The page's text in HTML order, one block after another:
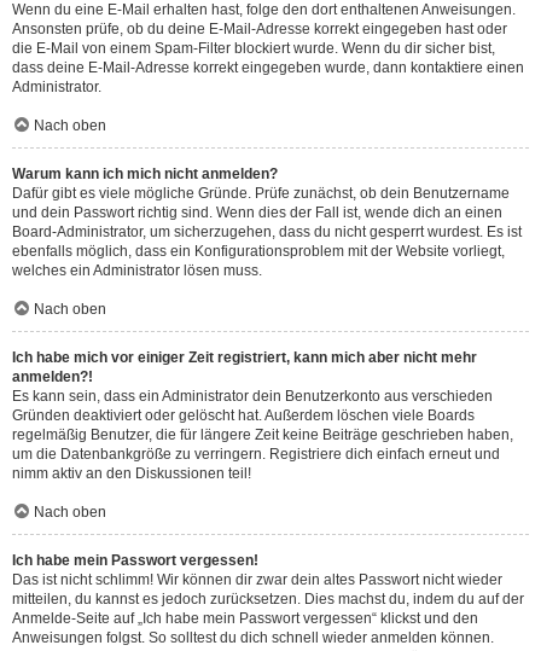
Wenn du eine E-Mail erhalten hast, folge den dort enthaltenen Anweisungen.
Ansonsten prüfe, ob du deine E-Mail-Adresse korrekt eingegeben hast oder
die E-Mail von einem Spam-Filter blockiert wurde. Wenn du dir sicher bist,
dass deine E-Mail-Adresse korrekt eingegeben wurde, dann kontaktiere einen
Administrator.
Nach oben
Warum kann ich mich nicht anmelden?
Dafür gibt es viele mögliche Gründe. Prüfe zunächst, ob dein Benutzername
und dein Passwort richtig sind. Wenn dies der Fall ist, wende dich an einen
Board-Administrator, um sicherzugehen, dass du nicht gesperrt wurdest. Es ist
ebenfalls möglich, dass ein Konfigurationsproblem mit der Website vorliegt,
welches ein Administrator lösen muss.
Nach oben
Ich habe mich vor einiger Zeit registriert, kann mich aber nicht mehr
anmelden?!
Es kann sein, dass ein Administrator dein Benutzerkonto aus verschieden
Gründen deaktiviert oder gelöscht hat. Außerdem löschen viele Boards
regelmäßig Benutzer, die für längere Zeit keine Beiträge geschrieben haben,
um die Datenbankgröße zu verringern. Registriere dich einfach erneut und
nimm aktiv an den Diskussionen teil!
Nach oben
Ich habe mein Passwort vergessen!
Das ist nicht schlimm! Wir können dir zwar dein altes Passwort nicht wieder
mitteilen, du kannst es jedoch zurücksetzen. Dies machst du, indem du auf der
Anmelde-Seite auf „Ich habe mein Passwort vergessen“ klickst und den
Anweisungen folgst. So solltest du dich schnell wieder anmelden können.